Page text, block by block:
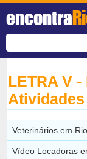
encontra
LETRA V
Atividades
Veterinários em
Vídeo Locadoras